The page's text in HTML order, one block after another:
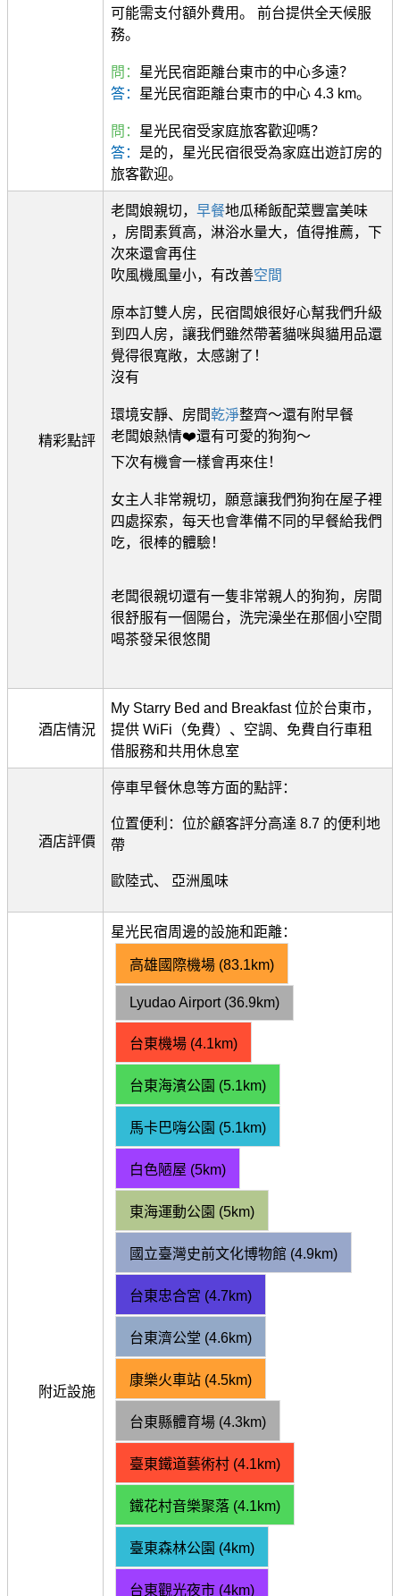
可能需支付額外費用。 前台提供全天候服
務。
問： 星光民宿距離台東市的中心多遠？
答： 星光民宿距離台東市的中心 4.3 km。
問： 星光民宿受家庭旅客歡迎嗎？
答： 是的，星光民宿很受為家庭出遊訂房的
旅客歡迎。
精彩點評
老闆娘親切， 早餐地瓜稀飯配菜豐富美味
，房間素質高，淋浴水量大，值得推薦，下
次來還會再住
吹風機風量小，有改善空間
原本訂雙人房，民宿闆娘很好心幫我們升級
到四人房，讓我們雖然帶著貓咪與貓用品還
覺得很寬敞，太感謝了！
沒有
環境安靜、房間乾淨整齊～還有附早餐
老闆娘熱情❤️還有可愛的狗狗～
下次有機會一樣會再來住！
女主人非常親切，願意讓我們狗狗在屋子裡
四處探索，每天也會準備不同的早餐給我們
吃，很棒的體驗！
老闆很親切還有一隻非常親人的狗狗，房間
很舒服有一個陽台，洗完澡坐在那個小空間
喝茶發呆很悠閒
酒店情況
My Starry Bed and Breakfast 位於台東市，
提供 WiFi（免費）、空調、免費自行車租
借服務和共用休息室
酒店評價
停車早餐休息等方面的點評：
位置便利：位於顧客評分高達 8.7 的便利地
帶
歐陸式、 亞洲風味
附近設施
星光民宿周邊的設施和距離：
高雄國際機場 (83.1km)
Lyudao Airport (36.9km)
台東機場 (4.1km)
台東海濱公園 (5.1km)
馬卡巴嗨公園 (5.1km)
白色陋屋 (5km)
東海運動公園 (5km)
國立臺灣史前文化博物館 (4.9km)
台東忠合宮 (4.7km)
台東濟公堂 (4.6km)
康樂火車站 (4.5km)
台東縣體育場 (4.3km)
臺東鐵道藝術村 (4.1km)
鐵花村音樂聚落 (4.1km)
臺東森林公園 (4km)
台東觀光夜市 (4km)